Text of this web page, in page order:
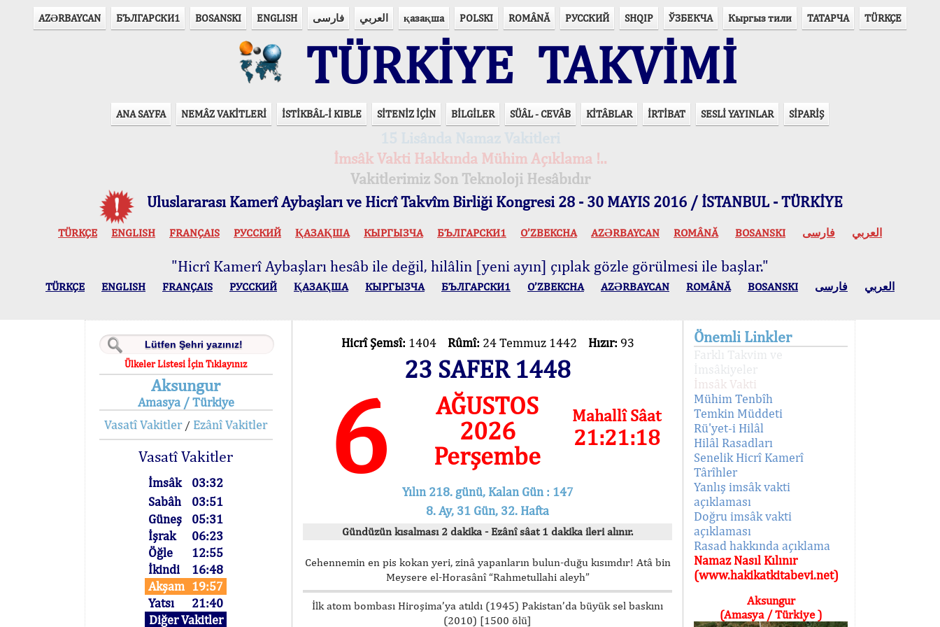
AZӘRBAYCAN БЪЛГАРСКИ1 BOSANSKI ENGLISH فارسی العربي қазақша POLSKI ROMÂNĂ РУССКИЙ SHQIP ЎЗБЕКЧА Кыргыз тили ТАТАРЧА TÜRKÇE
TÜRKİYE TAKVİMİ
ANA SAYFA NEMÂZ VAKİTLERİ İSTİKBÂL-İ KIBLE SİTENİZ İÇİN BİLGİLER SÜÂL - CEVÂB KİTÂBLAR İRTİBAT SESLİ YAYINLAR SİPARİŞ
İmsâk Vakti Hakkında Mühim Açıklama !..
Vakitlerimiz Son Teknoloji Hesâbıdır
Uluslararası Kamerî Aybaşları ve Hicrî Takvîm Birliği Kongresi 28 - 30 MAYIS 2016 / İSTANBUL - TÜRKİYE
TÜRKÇE ENGLISH FRANÇAIS РУССКИЙ ҚАЗАҚША КЫPГЫЗЧA БЪЛГАРСКИ1 O’ZBEKCHA AZӘRBAYCAN ROMÂNĂ BOSANSKI العربي فارسی
"Hicrî Kamerî Aybaşları hesâb ile değil, hilâlin [yeni ayın] çıplak gözle görülmesi ile başlar."
TÜRKÇE ENGLISH FRANÇAIS РУССКИЙ ҚАЗАҚША КЫPГЫЗЧA БЪЛГАРСКИ1 O’ZBEKCHA AZӘRBAYCAN ROMÂNĂ BOSANSKI العربي فارسی
Ülkeler Listesi İçin Tıklayınız
Aksungur
Amasya / Türkiye
Vasatî Vakitler/ Ezânî Vakitler
Vasatî Vakitler
İmsâk
03:32
Sabâh
03:51
Güneş
05:31
İşrak
06:23
Öğle
12:55
İkindi
16:48
Akşam 19:57
Yatsı
21:40
Diğer Vakitler
Hicrî Şemsî: 1404 Rûmî: 24 Temmuz 1442 Hızır: 93
23 SAFER 1448
6
AĞUSTOS
2026
Perşembe
Mahallî Sâat
21:21:19
Yılın 218. günü, Kalan Gün : 147
8. Ay, 31 Gün, 32. Hafta
Gündüzün kısalması 2 dakika - Ezânî sâat 1 dakika ileri alınır.
Cehennemin en pis kokan yeri, zinâ yapanların bulun-duğu kısımdır! Atâ bin
Meysere el-Horasânî “Rahmetullahi aleyh”
İlk atom bombası Hiroşima’ya atıldı (1945) Pakistan’da büyük sel baskını
(2010) [1500 ölü]
Önemli Linkler
Farklı Takvim ve
İmsâkiyeler
İmsâk Vakti
Mühim Tenbîh
Temkin Müddeti
Rü'yet-i Hilâl
Hilâl Rasadları
Senelik Hicrî Kamerî
Târîhler
Yanlış imsâk vakti
açıklaması
Doğru imsâk vakti
açıklaması
Rasad hakkında açıklama
Namaz Nasıl Kılınır
(www.hakikatkitabevi.net)
Aksungur
(Amasya / Türkiye )